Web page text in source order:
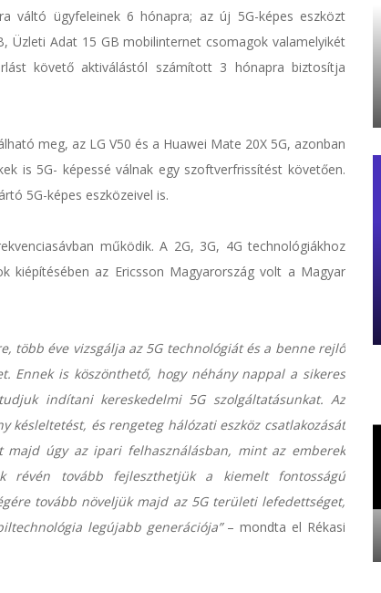
váltó ügyfeleinek 6 hónapra; az új 5G-képes eszközt
Adat 15 GB mobilinternet csomagok valamelyikét
követő aktiválástól számított 3 hónapra biztosítja
meg, az LG V50 és a Huawei Mate 20X 5G, azonban
is 5G- képessé válnak egy szoftverfrissítést követően.
5G-képes eszközeivel is.
működik. A 2G, 3G, 4G technológiákhoz
kiépítésében az Ericsson Magyarország volt a Magyar
több éve vizsgálja az 5G technológiát és a benne rejlő
Ennek is köszönthető, hogy néhány nappal a sikeres
indítani kereskedelmi 5G szolgáltatásunkat. Az
késleltetést, és rengeteg hálózati eszköz csatlakozását
majd úgy az ipari felhasználásban, mint az emberek
révén tovább fejleszthetjük a kiemelt fontosságú
tovább növeljük majd az 5G területi lefedettséget,
legújabb generációja”– mondta el Rékasi